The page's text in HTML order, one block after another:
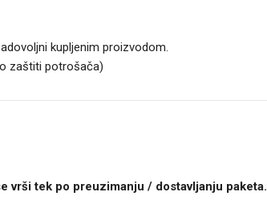
kupljenim proizvodom.
zaštiti potrošača)
vrši tek po preuzimanju / dostavljanju paketa.